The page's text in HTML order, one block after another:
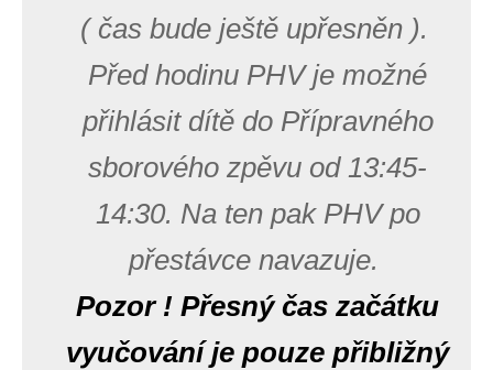
( čas bude ještě upřesněn ).
Před hodinu PHV je možné
přihlásit dítě do Přípravného
sborového zpěvu od 13:45-
14:30. Na ten pak PHV po
přestávce navazuje.
Pozor ! Přesný čas začátku
vyučování je pouze přibližný